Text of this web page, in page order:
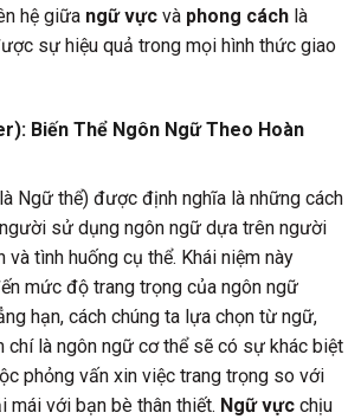
hệ giữa ngữ vực và phong cách là
sự hiệu quả trong mọi hình thức giao
Biến Thể Ngôn Ngữ Theo Hoàn
Ngữ thể) được định nghĩa là những cách
sử dụng ngôn ngữ dựa trên người
và tình huống cụ thể. Khái niệm này
mức độ trang trọng của ngôn ngữ
hạn, cách chúng ta lựa chọn từ ngữ,
chí là ngôn ngữ cơ thể sẽ có sự khác biệt
phỏng vấn xin việc trang trọng so với
mái với bạn bè thân thiết. Ngữ vực chịu